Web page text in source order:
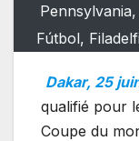
Fútbol,
Dakar, 25
qualifié pour
Coupe du